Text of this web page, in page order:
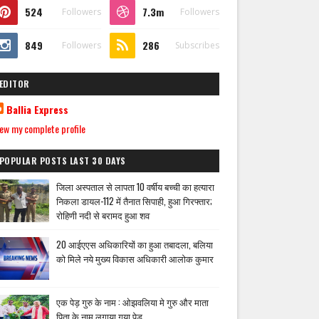
524 Followers 7.3m Followers
849 Followers 286 Subscribes
Ballia Express
my complete profile
POSTS LAST 30 DAYS
जिला अस्पताल से लापता 10 वर्षीय बच्ची का हत्यारा
निकला डायल-112 में तैनात सिपाही, हुआ गिरफ्तार;
रोहिणी नदी से बरामद हुआ शव
20 आईएएस अधिकारियों का हुआ तबादला, बलिया
को मिले नये मुख्य विकास अधिकारी आलोक कुमार
एक पेड़ गुरु के नाम : ओझवलिया मे गुरु और माता
पिता के नाम लगाया गया पेड़